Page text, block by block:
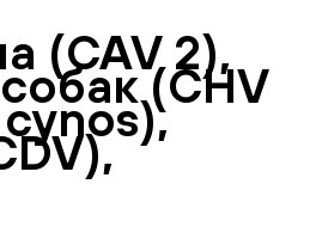
(CAV 2),
(CHV